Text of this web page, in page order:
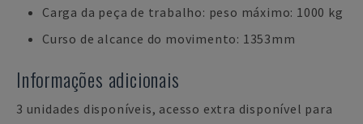
Carga da peça de trabalho: peso máximo: 1000 kg
Curso de alcance do movimento: 1353mm
Informações adicionais
3 unidades disponíveis, acesso extra disponível para